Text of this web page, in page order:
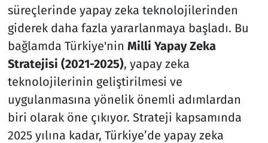
süreçlerinde yapay zeka teknolojilerinden
giderek daha fazla yararlanmaya başladı. Bu
bağlamda Türkiye'nin Milli Yapay Zeka
Stratejisi (2021-2025), yapay zeka
teknolojilerinin geliştirilmesi ve
uygulanmasına yönelik önemli adımlardan
biri olarak öne çıkıyor. Strateji kapsamında
2025 yılına kadar, Türkiye’de yapay zeka